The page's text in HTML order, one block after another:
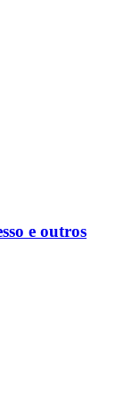
e outros